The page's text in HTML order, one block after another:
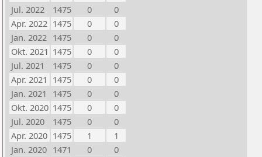
Jul. 2022
1475 0
0
Apr. 2022 1475 0
0
Jan. 2022 1475 0
0
Okt. 2021 1475 0
0
Jul. 2021
1475 0
0
Apr. 2021 1475 0
0
Jan. 2021
1475 0
0
Okt. 2020 1475 0
0
Jul. 2020
1475 0
0
Apr. 2020 1475 1
1
Jan. 2020 1471 0
0